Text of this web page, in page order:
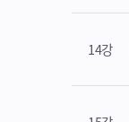
14강